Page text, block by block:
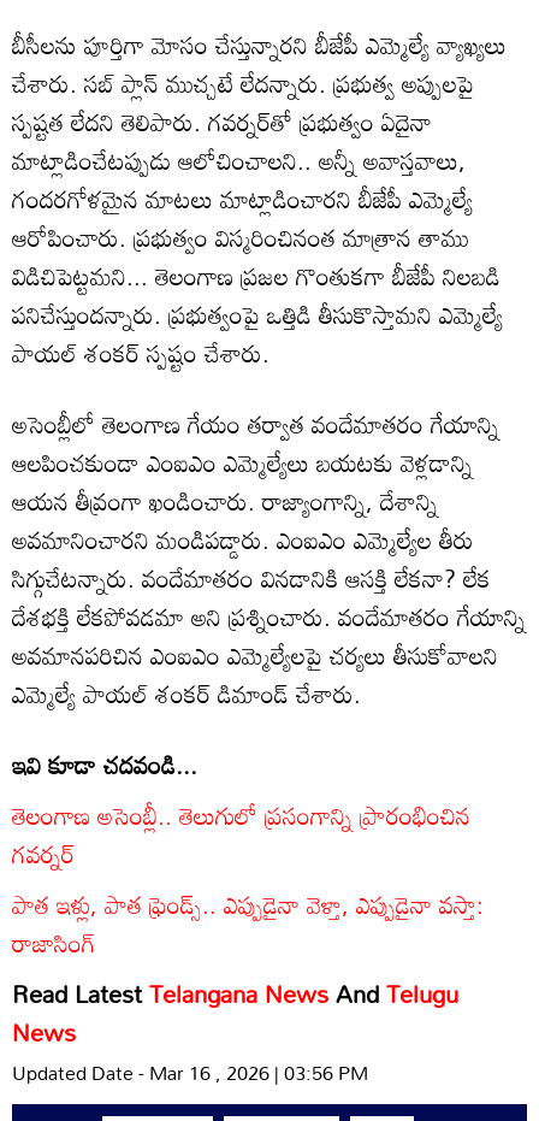
బీసీలను పూర్తిగా మోసం చేస్తున్నారని బీజేపీ ఎమ్మెల్యే వ్యాఖ్యలు
చేశారు. సబ్ ప్లాన్ ముచ్చటే లేదన్నారు. ప్రభుత్వ అప్పులపై
స్పష్టత లేదని తెలిపారు. గవర్నర్‌తో ప్రభుత్వం ఏదైనా
మాట్లాడించేటప్పుడు ఆలోచించాలని.. అన్నీ అవాస్తవాలు,
గందరగోళమైన మాటలు మాట్లాడించారని బీజేపీ ఎమ్మెల్యే
ఆరోపించారు. ప్రభుత్వం విస్మరించినంత మాత్రాన తాము
విడిచిపెట్టమని... తెలంగాణ ప్రజల గొంతుకగా బీజేపీ నిలబడి
పనిచేస్తుందన్నారు. ప్రభుత్వంపై ఒత్తిడి తీసుకొస్తామని ఎమ్మెల్యే
పాయల్ శంకర్ స్పష్టం చేశారు.
అసెంబ్లీలో తెలంగాణ గేయం తర్వాత వందేమాతరం గేయాన్ని
ఆలపించకుండా ఎంఐఎం ఎమ్మెల్యేలు బయటకు వెళ్లడాన్ని
ఆయన తీవ్రంగా ఖండించారు. రాజ్యాంగాన్ని, దేశాన్ని
అవమానించారని మండిపడ్డారు. ఎంఐఎం ఎమ్మెల్యేల తీరు
సిగ్గుచేటన్నారు. వందేమాతరం వినడానికి ఆసక్తి లేకనా? లేక
దేశభక్తి లేకపోవడమా అని ప్రశ్నించారు. వందేమాతరం గేయాన్ని
అవమానపరిచిన ఎంఐఎం ఎమ్మెల్యేలపై చర్యలు తీసుకోవాలని
ఎమ్మెల్యే పాయల్ శంకర్ డిమాండ్ చేశారు.
ఇవి కూడా చదవండి...
తెలంగాణ అసెంబ్లీ.. తెలుగులో ప్రసంగాన్ని ప్రారంభించిన
గవర్నర్
పాత ఇళ్లు, పాత ఫ్రెండ్స్.. ఎప్పుడైనా వెళ్తా, ఎప్పుడైనా వస్తా:
రాజాసింగ్
Read LatestTelangana NewsAndTelugu
News
Updated Date - Mar 16 , 2026 | 03:56 PM